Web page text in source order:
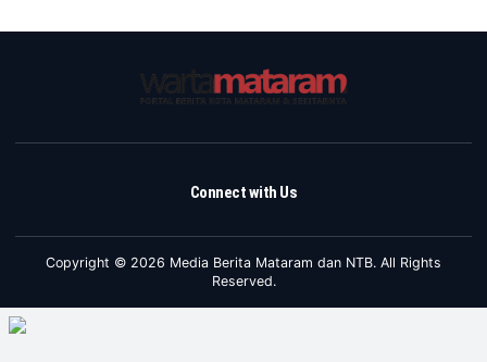
Connect with Us
Copyright © 2026 Media Berita Mataram dan NTB. All Rights
Reserved.